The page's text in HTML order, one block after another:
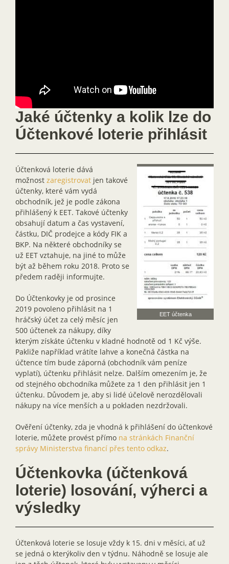
Jaké účtenky a kolik lze do
Účtenkové loterie přihlásit
EET účtenka
Účtenková loterie dává
možnost zaregistrovat jen takové
účtenky, které vám vydá
obchodník, jež je podle zákona
přihlášený k EET. Takové účtenky
obsahují datum a čas vystavení,
částku, DIČ prodejce a kódy FIK a
BKP. Na některé obchodníky se
už EET vztahuje, na jiné to může
být až během roku 2018. Proto se
předem raději informujte.
Do Účtenkovky je od prosince
2019 povoleno přihlásit na 1
hráčský účet za celý měsíc jen
500 účtenek za nákupy, díky
kterým získáte účtenku v kladné hodnotě od 1 Kč výše.
Pakliže například vrátíte lahve a konečná částka na
účtence tím bude záporná (obchodník vám peníze
vyplatí), účtenku přihlásit nelze. Dalším omezením je, že
od stejného obchodníka můžete za 1 den přihlásit jen 1
účtenku. Důvodem je, aby si lidé účelově nerozdělovali
nákupy na více menších a u pokladen nezdržovali.
Ověření účtenky, zda je vhodná k přihlášení do účtenkové
loterie, můžete provést přímo na stránkách Finanční
správy Ministerstva financí přes tento odkaz.
Účtenkovka (účtenková
loterie) losování, výherci a
výsledky
Účtenková loterie se losuje vždy k 15. dni v měsíci, ať už
se jedná o kterýkoliv den v týdnu. Náhodně se losuje ale